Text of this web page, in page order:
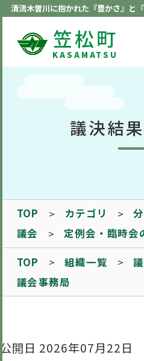
清流木曽川に抱かれた『豊かさ』と
笠松町
KASAMATSU
議決結
TOP カテゴリ
議会
定例会・臨時会
TOP
組織一覧
議会事務局
公開日 2026年07月22日